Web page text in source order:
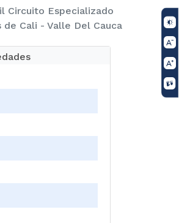
Circuito Especializado
Cali - Valle Del Cauca